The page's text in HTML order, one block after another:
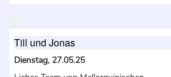
Till und Jonas
Dienstag, 27.05.25